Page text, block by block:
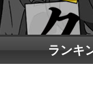
ランキ